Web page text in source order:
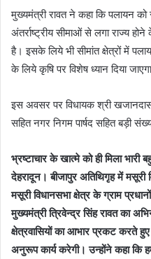
मुख्यमंत्री रावत ने कहा कि पलायन
अंतर्राष्ट्रीय सीमाओं से लगा राज्य
है। इसके लिये भी सीमांत क्षेत्रों में
के लिये कृषि पर विशेष ध्यान दिया
इस अवसर पर विधायक श्री
सहित नगर निगम पार्षद सहित बड़ी
भ्रष्टाचार के खात्मे को ही मिला भारी
देहरादून। बीजापुर अतिथिगृह में
मसूरी विधानसभा क्षेत्र के ग्राम
मुख्यमंत्री त्रिवेन्द्र सिंह रावत का
क्षेत्रवासियों का आभार प्रकट करते
अनुरूप कार्य करेगी। उन्होंने कहा कि